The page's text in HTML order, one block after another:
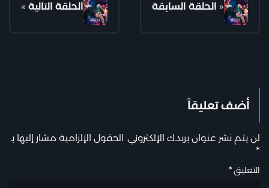
الحلقة التالية » « الحلقة السابقة
أضف تعليقاً
لن يتم نشر عنوان بريدك الإلكتروني. الحقول الإلزامية مشار إليها بـ
*
التعليق*